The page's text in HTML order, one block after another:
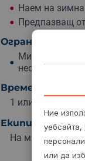
Наем на
Предпазващ
Ограничения
Минимална
необходима
Времетраене
1 или 2 часа
Екипировка
На място
Ние
или да